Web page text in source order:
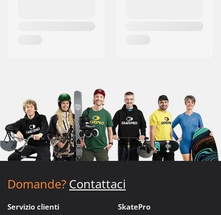
Domande? Contattaci
Servizio clienti SkatePro